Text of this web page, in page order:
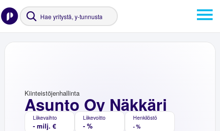
Asunto Oy Näkkäri
Kiinteistöjenhallinta
Liikevaihto
- milj. €
Liikevoitto
- %
Henkilöstö
- %